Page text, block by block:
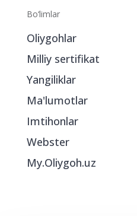
Bo‘limlar
Oliygohlar
Milliy sertifikat
Yangiliklar
Ma'lumotlar
Imtihonlar
Webster
My.Oliygoh.uz